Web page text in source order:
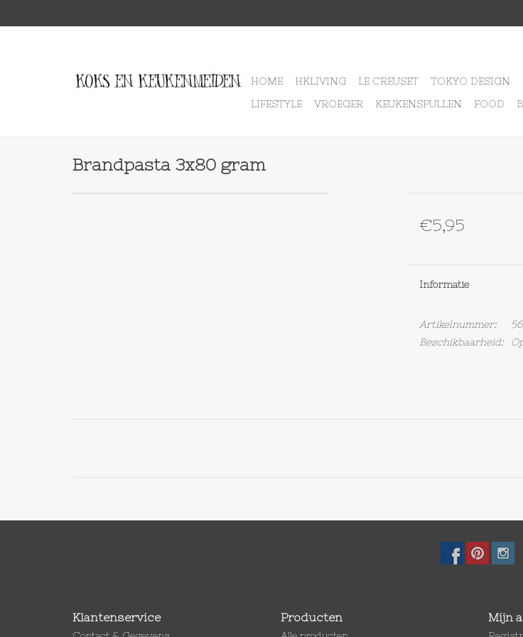
HOME HKLIVING LE CREUSET TOKYO DESIGN
LIFESTYLE
VROEGER KEUKENSPULLEN FOOD
Brandpasta 3x80 gram
€5,95
Informatie
Artikelnummer:
Beschikbaarheid:
Klantenservice Producten Mijn